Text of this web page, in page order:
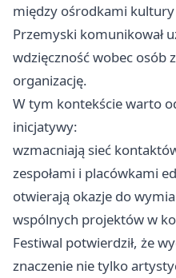
między ośrodkami
Przemyski komunikował
wdzięczność wobec osób
organizację.
W tym kontekście warto
inicjatywy:
wzmacniają sieć
zespołami i placówkami
otwierają okazje do
wspólnych projektów w
Festiwal potwierdził, że
znaczenie nie tylko